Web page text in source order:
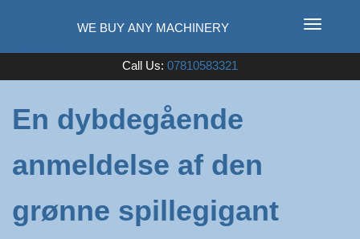
T
g
Call Us: 07810583321
En dybdegående
anmeldelse af den
grønne spillegigant